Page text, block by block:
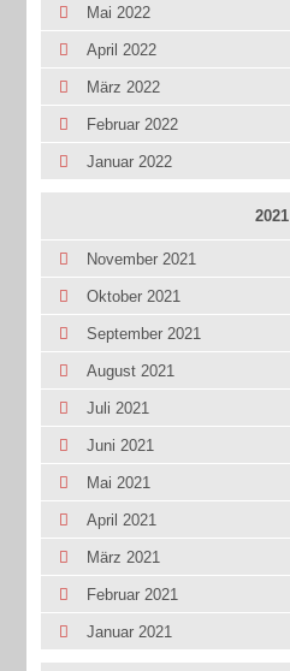
Mai 2022
April 2022
März 2022
Februar 2022
Januar 2022
2021
November 2021
Oktober 2021
September 2021
August 2021
Juli 2021
Juni 2021
Mai 2021
April 2021
März 2021
Februar 2021
Januar 2021